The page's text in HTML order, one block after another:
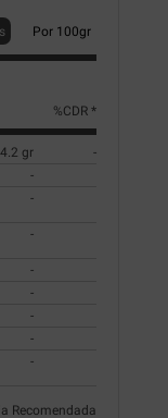
Por 100gr
%CDR *
4.2 gr
-
-
-
-
-
-
-
-
-
Recomendada